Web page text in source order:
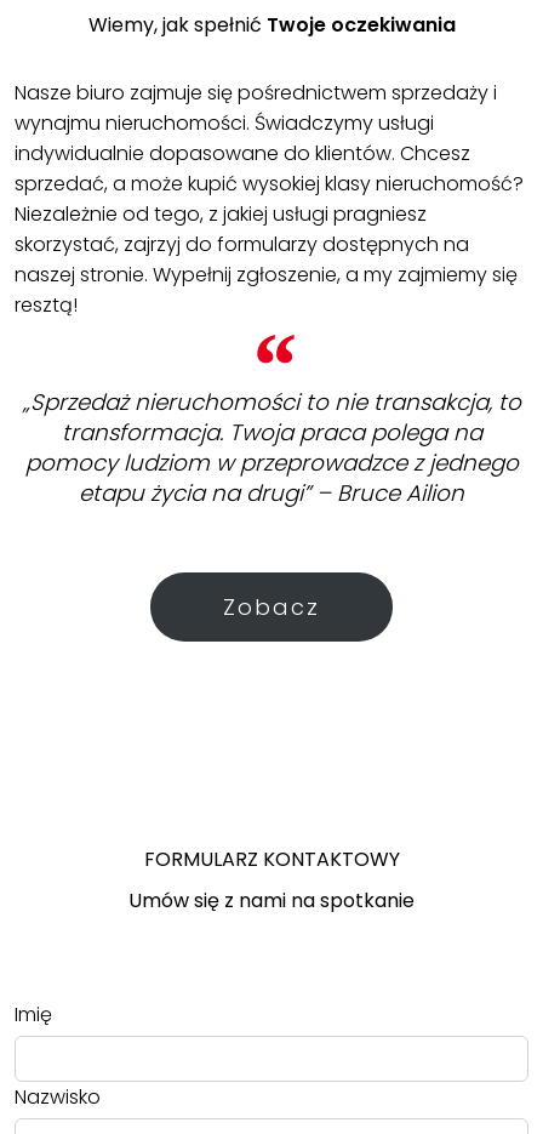
Wiemy, jak spełnić Twoje oczekiwania
Nasze biuro zajmuje się pośrednictwem sprzedaży i
wynajmu nieruchomości. Świadczymy usługi
indywidualnie dopasowane do klientów. Chcesz
sprzedać, a może kupić wysokiej klasy nieruchomość?
Niezależnie od tego, z jakiej usługi pragniesz
skorzystać, zajrzyj do formularzy dostępnych na
naszej stronie. Wypełnij zgłoszenie, a my zajmiemy się
resztą!
„Sprzedaż nieruchomości to nie transakcja, to
transformacja. Twoja praca polega na
pomocy ludziom w przeprowadzce z jednego
etapu życia na drugi” – Bruce Ailion
Zobacz
FORMULARZ KONTAKTOWY
Umów się z nami na spotkanie
Imię
Nazwisko